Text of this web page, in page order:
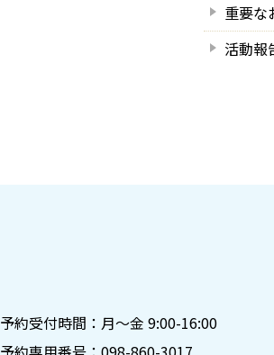
重要な
活動報
予約受付時間：月～金 9:00-16:00